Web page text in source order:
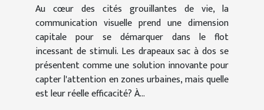
Au cœur des cités grouillantes de vie, la
communication visuelle prend une dimension
capitale pour se démarquer dans le flot
incessant de stimuli. Les drapeaux sac à dos se
présentent comme une solution innovante pour
capter l'attention en zones urbaines, mais quelle
est leur réelle efficacité? À...